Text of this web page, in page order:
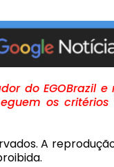
do EGOBrazil
os
A